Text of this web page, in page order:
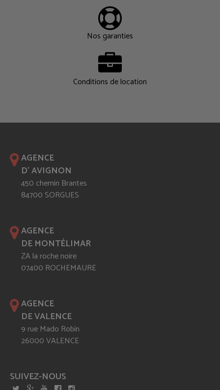
Nos garanties
Conditions de location
AGENCE
D' AVIGNON
450 chemin Brantes
84700 SORGUES
AGENCE
DE MONTÉLIMAR
ZA la roche noire
07400 ROCHEMAURE
AGENCE
DE VALENCE
9 rue Mado Robin
26000 VALENCE
SUIVEZ-NOUS